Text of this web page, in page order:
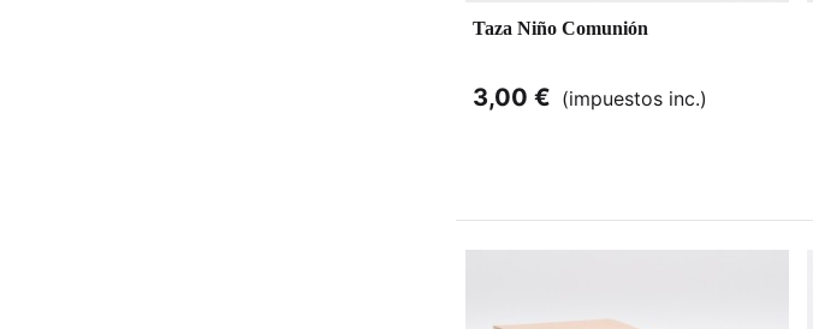
Taza Niño Comunión
3,00 € (impuestos inc.)